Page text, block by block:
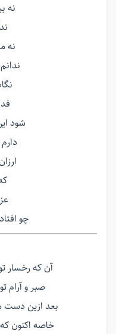
نه
نه
شود
چو
آن که رخسار
صبر و آرام
بعد ازین دست
خاصه اکنون